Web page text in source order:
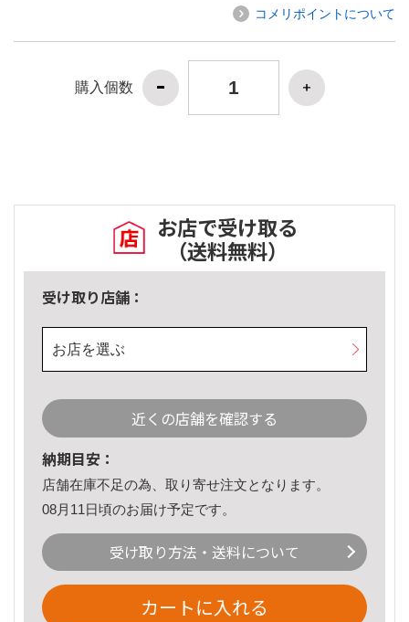
コメリポイントについて
購入個数
お店で受け取る
（送料無料）
受け取り店舗：
お店を選ぶ
近くの店舗を確認する
納期目安：
店舗在庫不足の為、取り寄せ注文となります。
08月11日頃のお届け予定です。
受け取り方法・送料について
カートに入れる